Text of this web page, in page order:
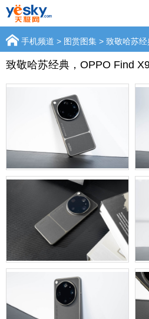
手机频道 > 图赏图集 > 致敬哈苏
致敬哈苏经典，OPPO Find